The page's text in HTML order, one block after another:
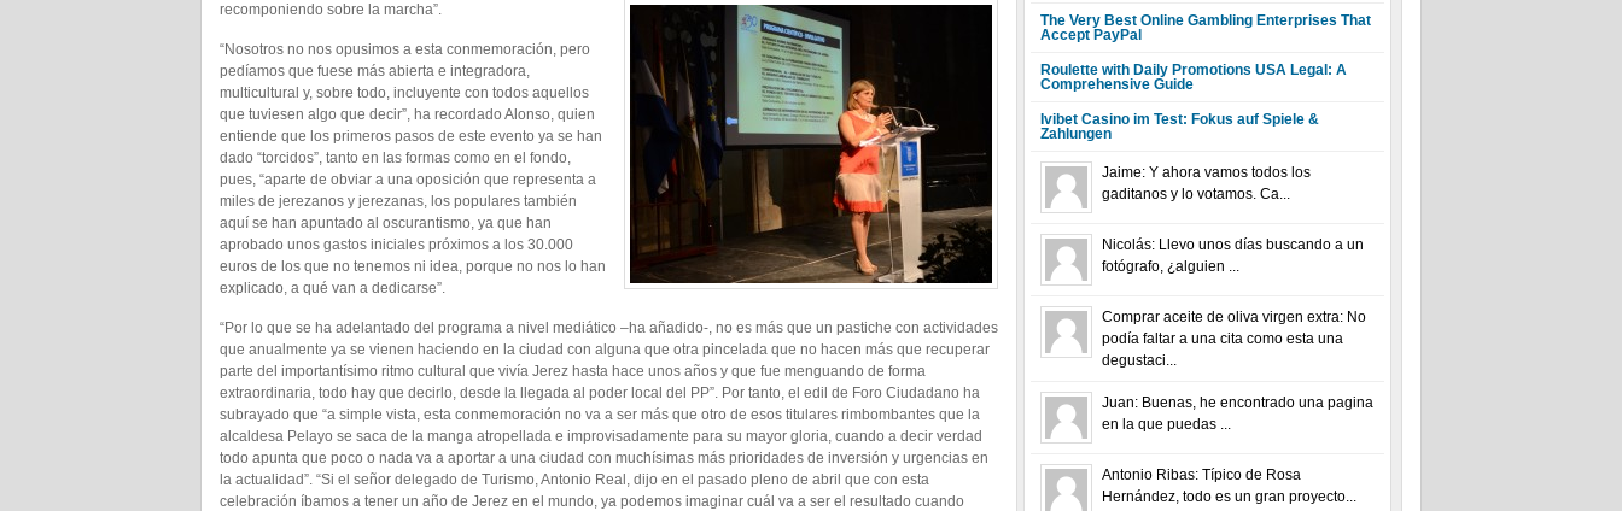
recomponiendo sobre la marcha”.
“Nosotros no nos opusimos a esta conmemoración, pero
pedíamos que fuese más abierta e integradora,
multicultural y, sobre todo, incluyente con todos aquellos
que tuviesen algo que decir”, ha recordado Alonso, quien
entiende que los primeros pasos de este evento ya se han
dado “torcidos”, tanto en las formas como en el fondo,
pues, “aparte de obviar a una oposición que representa a
miles de jerezanos y jerezanas, los populares también
aquí se han apuntado al oscurantismo, ya que han
aprobado unos gastos iniciales próximos a los 30.000
euros de los que no tenemos ni idea, porque no nos lo han
explicado, a qué van a dedicarse”.
“Por lo que se ha adelantado del programa a nivel mediático –ha añadido-, no es más que un pastiche con actividades
que anualmente ya se vienen haciendo en la ciudad con alguna que otra pincelada que no hacen más que recuperar
parte del importantísimo ritmo cultural que vivía Jerez hasta hace unos años y que fue menguando de forma
extraordinaria, todo hay que decirlo, desde la llegada al poder local del PP”. Por tanto, el edil de Foro Ciudadano ha
subrayado que “a simple vista, esta conmemoración no va a ser más que otro de esos titulares rimbombantes que la
alcaldesa Pelayo se saca de la manga atropellada e improvisadamente para su mayor gloria, cuando a decir verdad
todo apunta que poco o nada va a aportar a una ciudad con muchísimas más prioridades de inversión y urgencias en
la actualidad”. “Si el señor delegado de Turismo, Antonio Real, dijo en el pasado pleno de abril que con esta
celebración íbamos a tener un año de Jerez en el mundo, ya podemos imaginar cuál va a ser el resultado cuando
The Very Best Online Gambling Enterprises That
Accept PayPal
Roulette with Daily Promotions USA Legal: A
Comprehensive Guide
Ivibet Casino im Test: Fokus auf Spiele &
Zahlungen
Jaime: Y ahora vamos todos los
gaditanos y lo votamos. Ca...
Nicolás: Llevo unos días buscando a un
fotógrafo, ¿alguien ...
Comprar aceite de oliva virgen extra: No
podía faltar a una cita como esta una
degustaci...
Juan: Buenas, he encontrado una pagina
en la que puedas ...
Antonio Ribas: Típico de Rosa
Hernández, todo es un gran proyecto...